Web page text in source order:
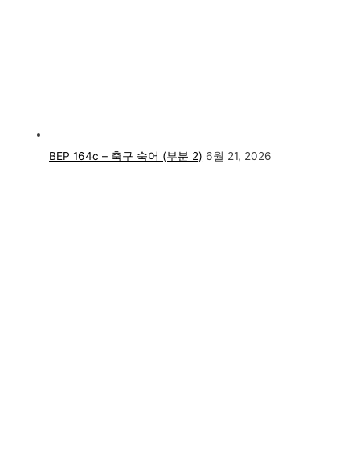
BEP 164c – 축구 숙어 (부분 2) 6월 21, 2026